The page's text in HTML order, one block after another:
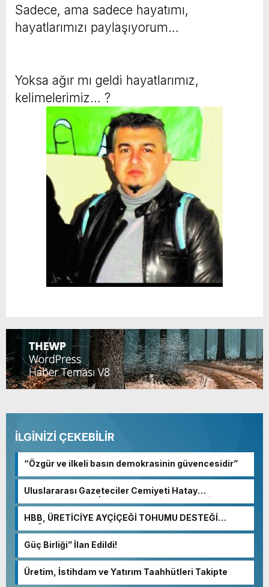
Sadece, ama sadece hayatımı,
hayatlarımızı paylaşıyorum…
Yoksa ağır mı geldi hayatlarımız,
kelimelerimiz… ?
İLGİNİZİ ÇEKEBİLİR
“Özgür ve ilkeli basın demokrasinin güvencesidir”
Uluslararası Gazeteciler Cemiyeti Hatay
Şubesi’nden Ada İşitme Merkezi’ne Teşekkür
Ziyareti
HBB, ÜRETİCİYE AYÇİÇEĞİ TOHUMU DESTEĞİ
SAĞLADI
Güç Birliği” İlan Edildi!
Üretim, İstihdam ve Yatırım Taahhütleri Takipte